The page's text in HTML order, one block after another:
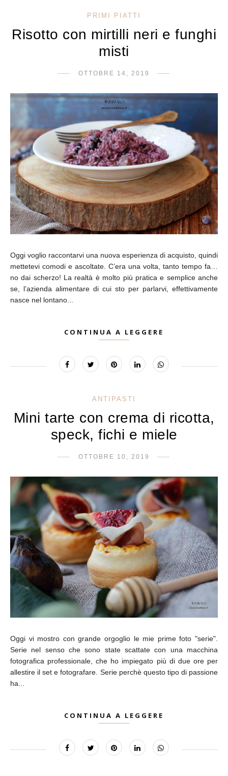
PRIMI PIATTI
Risotto con mirtilli neri e funghi
misti
OTTOBRE 14, 2019
Oggi voglio raccontarvi una nuova esperienza di acquisto, quindi
mettetevi comodi e ascoltate. C’era una volta, tanto tempo fa…
no dai scherzo! La realtà è molto più pratica e semplice anche
se, l’azienda alimentare di cui sto per parlarvi, effettivamente
nasce nel lontano...
CONTINUA A LEGGERE
ANTIPASTI
Mini tarte con crema di ricotta,
speck, fichi e miele
OTTOBRE 10, 2019
Oggi vi mostro con grande orgoglio le mie prime foto "serie".
Serie nel senso che sono state scattate con una macchina
fotografica professionale, che ho impiegato più di due ore per
allestire il set e fotografare. Serie perchè questo tipo di passione
ha...
CONTINUA A LEGGERE